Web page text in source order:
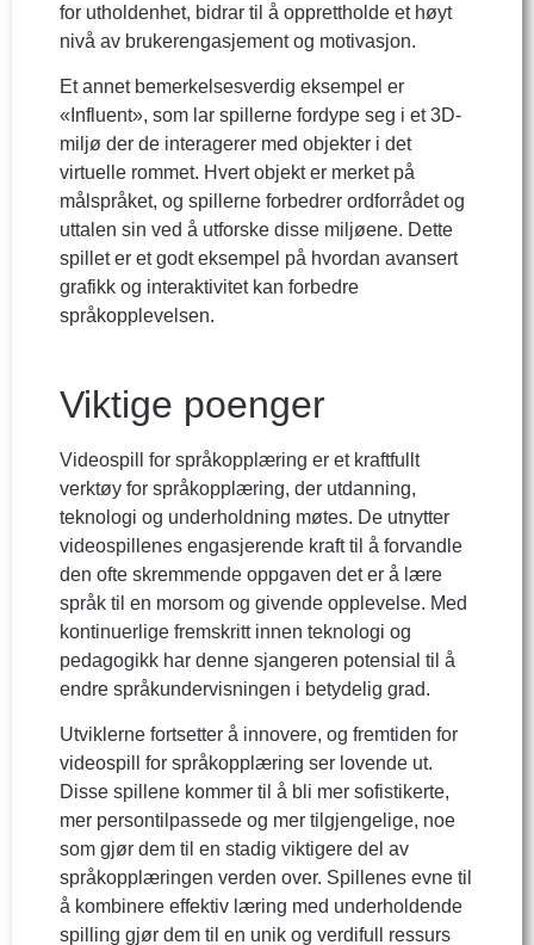
for utholdenhet, bidrar til å opprettholde et høyt
nivå av brukerengasjement og motivasjon.
Et annet bemerkelsesverdig eksempel er
«Influent», som lar spillerne fordype seg i et 3D-
miljø der de interagerer med objekter i det
virtuelle rommet. Hvert objekt er merket på
målspråket, og spillerne forbedrer ordforrådet og
uttalen sin ved å utforske disse miljøene. Dette
spillet er et godt eksempel på hvordan avansert
grafikk og interaktivitet kan forbedre
språkopplevelsen.
Viktige poenger
Videospill for språkopplæring er et kraftfullt
verktøy for språkopplæring, der utdanning,
teknologi og underholdning møtes. De utnytter
videospillenes engasjerende kraft til å forvandle
den ofte skremmende oppgaven det er å lære
språk til en morsom og givende opplevelse. Med
kontinuerlige fremskritt innen teknologi og
pedagogikk har denne sjangeren potensial til å
endre språkundervisningen i betydelig grad.
Utviklerne fortsetter å innovere, og fremtiden for
videospill for språkopplæring ser lovende ut.
Disse spillene kommer til å bli mer sofistikerte,
mer persontilpassede og mer tilgjengelige, noe
som gjør dem til en stadig viktigere del av
språkopplæringen verden over. Spillenes evne til
å kombinere effektiv læring med underholdende
spilling gjør dem til en unik og verdifull ressurs